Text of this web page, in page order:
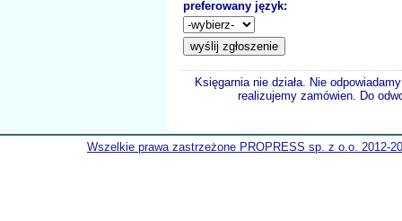
preferowany język:
Księgarnia nie działa. Nie
realizujemy zamówien. Do
Wszelkie prawa zastrzeżone PROPRESS sp. z o.o. 2012-